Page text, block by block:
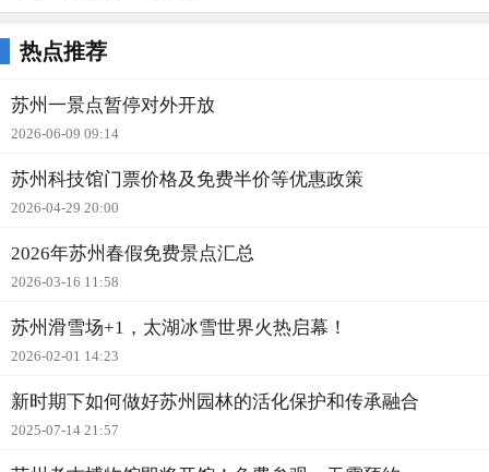
热点推荐
苏州一景点暂停对外开放
2026-06-09 09:14
苏州科技馆门票价格及免费半价等优惠政策
2026-04-29 20:00
2026年苏州春假免费景点汇总
2026-03-16 11:58
苏州滑雪场+1，太湖冰雪世界火热启幕！
2026-02-01 14:23
新时期下如何做好苏州园林的活化保护和传承融合
2025-07-14 21:57